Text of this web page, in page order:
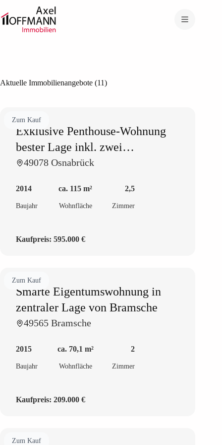
Inhalt
springen
Aktuelle Immobilienangebote (11)
Zum Kauf
Exklusive Penthouse-Wohnung
bester Lage inkl. zwei
Tiefgaragenstellplätze
49078 Osnabrück
2014
Baujahr
ca. 115 m²
Wohnfläche
2,5
Zimmer
Kaufpreis: 595.000 €
Zum Kauf
Smarte Eigentumswohnung in
zentraler Lage von Bramsche
49565 Bramsche
2015
Baujahr
ca. 70,1 m²
Wohnfläche
2
Zimmer
Kaufpreis: 209.000 €
Zum Kauf